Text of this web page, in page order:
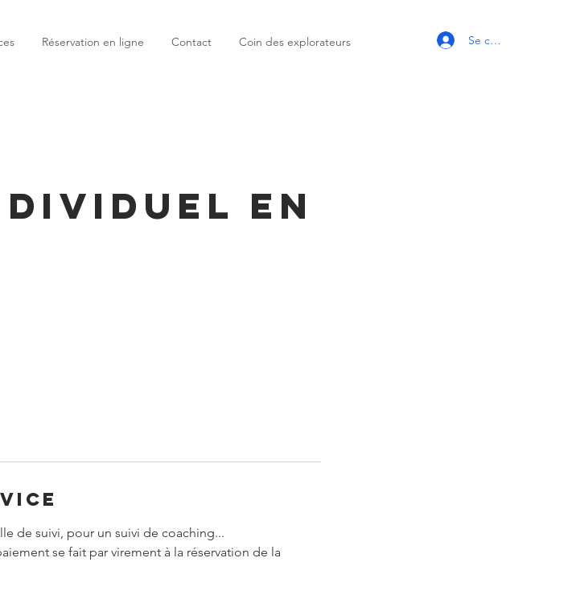
Réservation en ligne Contact Coin des explorateurs Se connecter
en
de suivi, pour un suivi de coaching...
se fait par virement à la réservation de la